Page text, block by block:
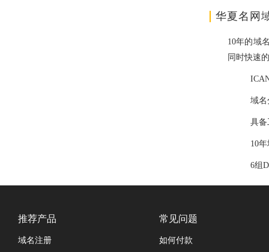
华夏名网
10年的域
同时快速
域名
具备
10
6组
推荐产品
域名注册
常见问题
如何付款